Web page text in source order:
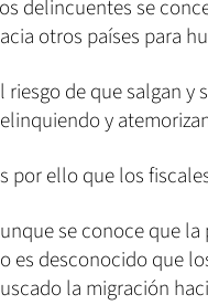
delincuentes se
otros países para
riesgo de que salgan y
y
por ello que los
se conoce que
es desconocido que
la migración